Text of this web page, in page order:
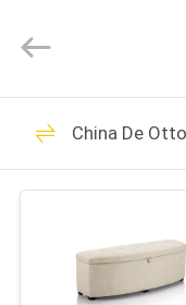
HUIS
PRODUCTEN
VIDEO'S
Furniture
Limited.
Reserved.
De
China De